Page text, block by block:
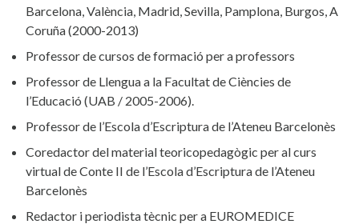
Barcelona, València, Madrid, Sevilla, Pamplona, Burgos, A
Coruña (2000-2013)
Professor de cursos de formació per a professors
Professor de Llengua a la Facultat de Ciències de
l’Educació (UAB / 2005-2006).
Professor de l’Escola d’Escriptura de l’Ateneu Barcelonès
Coredactor del material teoricopedagògic per al curs
virtual de Conte II de l’Escola d’Escriptura de l’Ateneu
Barcelonès
Redactor i periodista tècnic per a EUROMEDICE